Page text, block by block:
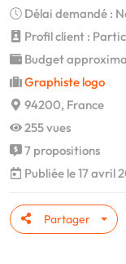
Délai demandé :
Profil client :
Budget
Graphiste logo
94200, France
255 vues
7 propositions
Publiée le 17 avril
Partager